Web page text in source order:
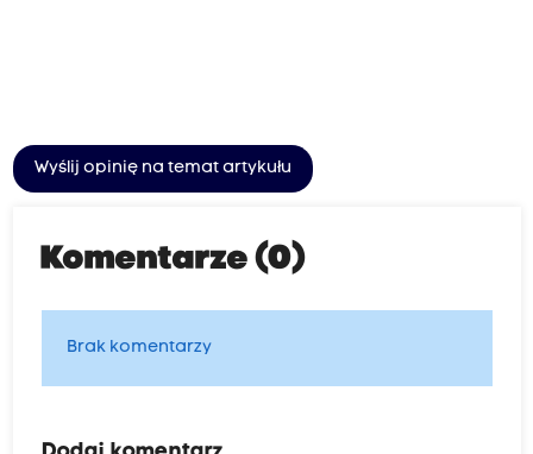
Wyślij opinię na temat artykułu
Komentarze (0)
Brak komentarzy